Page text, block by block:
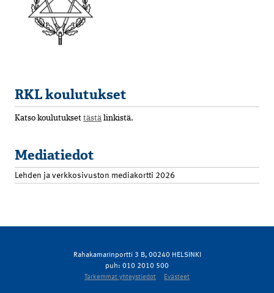
RKL koulutukset
Katso koulutukset tästä linkistä.
Mediatiedot
Lehden ja verkkosivuston mediakortti 2026
Rahakamarinportti 3 B, 00240 HELSINKI
puh: 010 2010 500
Tarkemmat yhteystiedot Evästeet